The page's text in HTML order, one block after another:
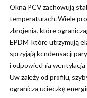
Okna PCV zachowują
temperaturach. Wiele
zbrojenia, które
EPDM, które utrzymują
sprzyjają kondensacji
i odpowiednia wentylacja
Uw zależy od profilu,
ogranicza ucieczkę